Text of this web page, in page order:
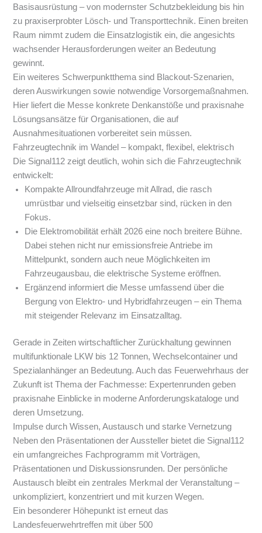
Basisausrüstung – von modernster Schutzbekleidung bis hin
zu praxiserprobter Lösch- und Transporttechnik. Einen breiten
Raum nimmt zudem die Einsatzlogistik ein, die angesichts
wachsender Herausforderungen weiter an Bedeutung
gewinnt.
Ein weiteres Schwerpunktthema sind Blackout-Szenarien,
deren Auswirkungen sowie notwendige Vorsorgemaßnahmen.
Hier liefert die Messe konkrete Denkanstöße und praxisnahe
Lösungsansätze für Organisationen, die auf
Ausnahmesituationen vorbereitet sein müssen.
Fahrzeugtechnik im Wandel – kompakt, flexibel, elektrisch
Die Signal112 zeigt deutlich, wohin sich die Fahrzeugtechnik
entwickelt:
Kompakte Allroundfahrzeuge mit Allrad, die rasch
umrüstbar und vielseitig einsetzbar sind, rücken in den
Fokus.
Die Elektromobilität erhält 2026 eine noch breitere Bühne.
Dabei stehen nicht nur emissionsfreie Antriebe im
Mittelpunkt, sondern auch neue Möglichkeiten im
Fahrzeugausbau, die elektrische Systeme eröffnen.
Ergänzend informiert die Messe umfassend über die
Bergung von Elektro- und Hybridfahrzeugen – ein Thema
mit steigender Relevanz im Einsatzalltag.
Gerade in Zeiten wirtschaftlicher Zurückhaltung gewinnen
multifunktionale LKW bis 12 Tonnen, Wechselcontainer und
Spezialanhänger an Bedeutung. Auch das Feuerwehrhaus der
Zukunft ist Thema der Fachmesse: Expertenrunden geben
praxisnahe Einblicke in moderne Anforderungskataloge und
deren Umsetzung.
Impulse durch Wissen, Austausch und starke Vernetzung
Neben den Präsentationen der Aussteller bietet die Signal112
ein umfangreiches Fachprogramm mit Vorträgen,
Präsentationen und Diskussionsrunden. Der persönliche
Austausch bleibt ein zentrales Merkmal der Veranstaltung –
unkompliziert, konzentriert und mit kurzen Wegen.
Ein besonderer Höhepunkt ist erneut das
Landesfeuerwehrtreffen mit über 500